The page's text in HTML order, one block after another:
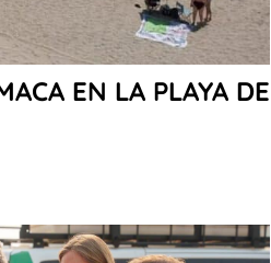
EN LA PLAYA DE